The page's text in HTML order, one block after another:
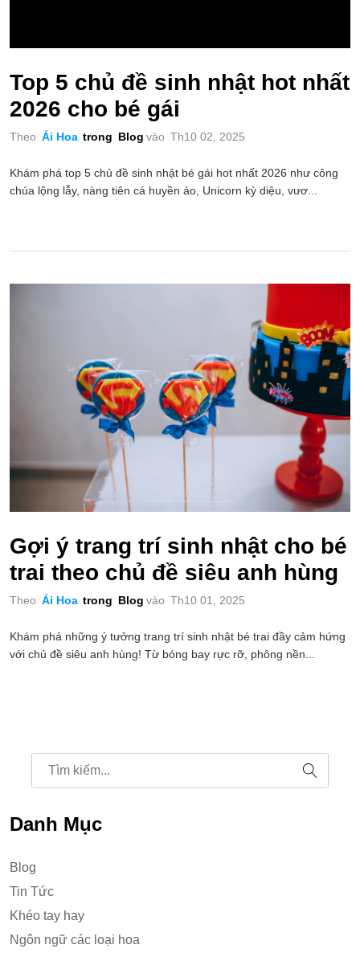
Top 5 chủ đề sinh nhật hot nhất
2026 cho bé gái
Theo Ái Hoa trong Blog vào Th10 02, 2025
Khám phá top 5 chủ đề sinh nhật bé gái hot nhất 2026 như công
chúa lộng lẫy, nàng tiên cá huyền ảo, Unicorn kỳ diệu, vươ...
Gợi ý trang trí sinh nhật cho bé
trai theo chủ đề siêu anh hùng
Theo Ái Hoa trong Blog vào Th10 01, 2025
Khám phá những ý tưởng trang trí sinh nhật bé trai đầy cảm hứng
với chủ đề siêu anh hùng! Từ bóng bay rực rỡ, phông nền...
Danh Mục
Blog
Tin Tức
Khéo tay hay
Ngôn ngữ các loại hoa